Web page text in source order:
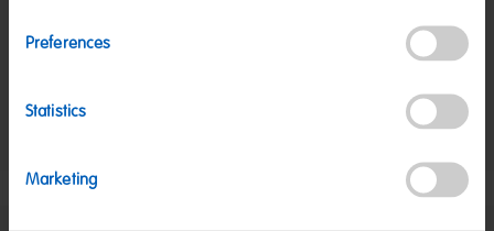
Preferences
Statistics
Marketing
Eiweiß: